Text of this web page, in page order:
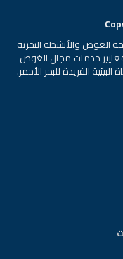
الغوص والأنشطة البحرية
ومعايير خدمات مجال الغوص
الفريدة للبحر الأحمر.